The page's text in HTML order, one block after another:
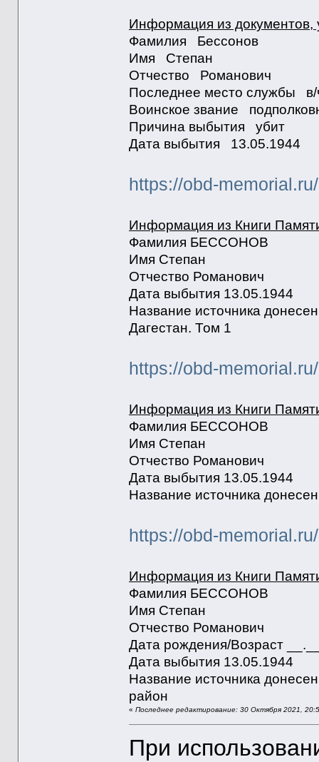
Информация из документов,
Фамилия Бессонов
Имя Степан
Отчество Романович
Последнее место службы
Воинское звание
Причина выбытия убит
Дата выбытия 13.05.1944
https://obd-
Информация из Книги
Фамилия БЕССОНОВ
Имя Степан
Отчество Романович
Дата выбытия 13.05.1944
Название источника
Дагестан. Том 1
https://obd-
Информация из Книги
Фамилия БЕССОНОВ
Имя Степан
Отчество Романович
Дата выбытия 13.05.1944
Название источника
https://obd-
Информация из Книги
Фамилия БЕССОНОВ
Имя Степан
Отчество Романович
Дата рождения/Возраст
Дата выбытия 13.05.1944
Название источника
район
« Последнее редактирование: 30 Октября 2021,
При